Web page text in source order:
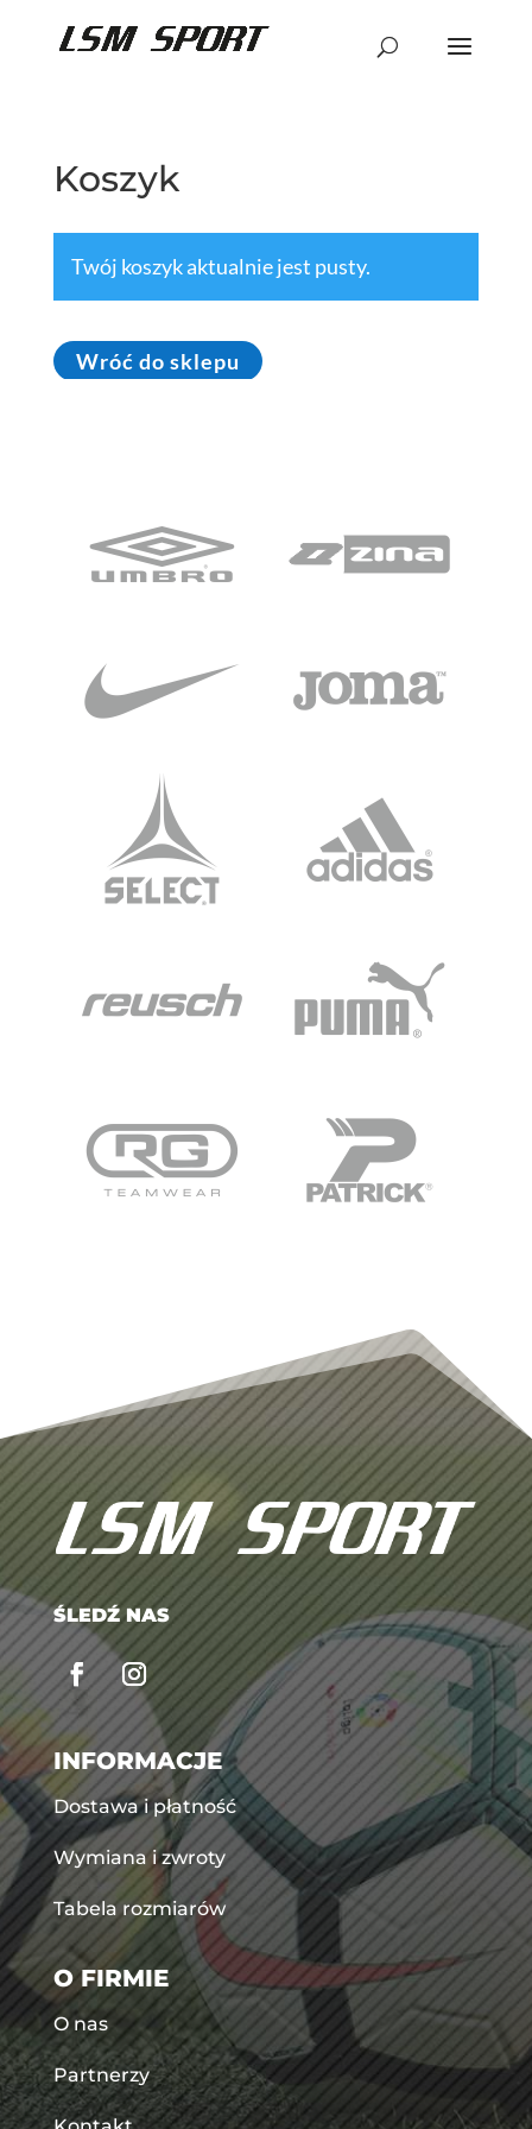
Koszyk
Twój koszyk aktualnie jest pusty.
Wróć do sklepu
ŚLEDŹ NAS
INFORMACJE
Dostawa i płatność
Wymiana i zwroty
Tabela rozmiarów
O FIRMIE
O nas
Partnerzy